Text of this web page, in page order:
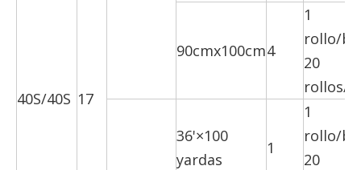
40S/40S 17
90cmx100cm4
1
rollo/
20
rollos/
36'×100
yardas
1
1
rollo/
20